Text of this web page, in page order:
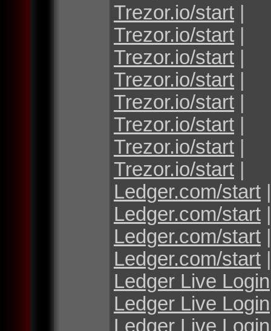
Trezor.io/start |
Trezor.io/start |
Trezor.io/start |
Trezor.io/start |
Trezor.io/start |
Trezor.io/start |
Trezor.io/start |
Trezor.io/start |
Ledger.com/start |
Ledger.com/start |
Ledger.com/start |
Ledger.com/start |
Ledger Live Login
Ledger Live Login
Ledger Live Login